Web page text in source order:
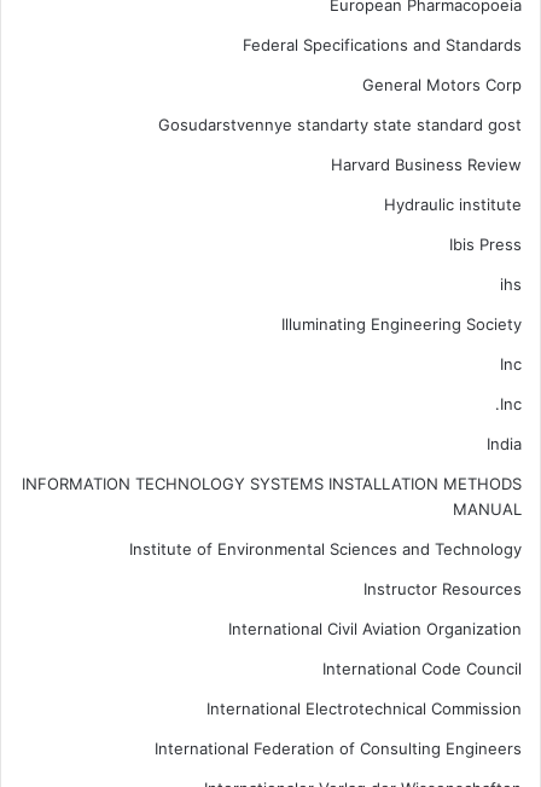
European Pharmacopoeia
Federal Specifications and Standards
General Motors Corp
Gosudarstvennye standarty state standard gost
Harvard Business Review
Hydraulic institute
Ibis Press
ihs
Illuminating Engineering Society
Inc
Inc.
India
INFORMATION TECHNOLOGY SYSTEMS INSTALLATION METHODS
MANUAL
Institute of Environmental Sciences and Technology
Instructor Resources
International Civil Aviation Organization
International Code Council
International Electrotechnical Commission
International Federation of Consulting Engineers